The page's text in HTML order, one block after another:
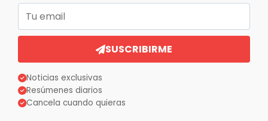
Correo electrónico
SUSCRIBIRME
Noticias exclusivas
Resúmenes diarios
Cancela cuando quieras